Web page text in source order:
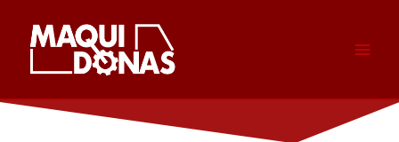
content